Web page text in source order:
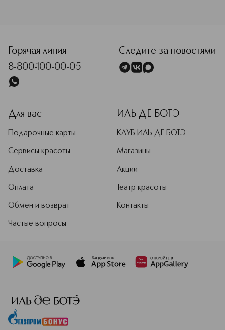
Горячая линия
8-800-100-00-05
Следите за новостями
Для вас
Подарочные карты
Сервисы красоты
Доставка
Оплата
Обмен и возврат
Частые вопросы
ИЛЬ ДЕ БОТЭ
КЛУБ ИЛЬ ДЕ БОТЭ
Магазины
Акции
Театр красоты
Контакты